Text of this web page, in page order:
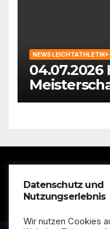
NEWS LEICHTATHLETIK+
04.07.2026
Datenschutz und
Nutzungserlebnis
Wir nutzen Cookies